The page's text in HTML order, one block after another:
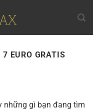
7 EURO GRATIS
những gì bạn đang tìm